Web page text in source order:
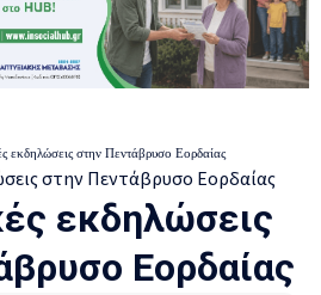
εκδηλώσεις στην Πεντάβρυσο Εορδαίας
εκδηλώσεις
Εορδαίας